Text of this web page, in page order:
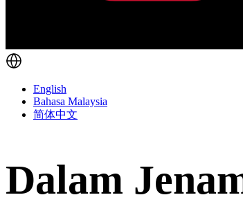
English
Bahasa Malaysia
简体中文
Dalam